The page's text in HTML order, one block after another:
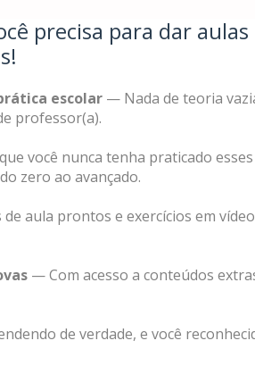
precisa para dar aulas
escolar — Nada de teoria
professor(a).
você nunca tenha praticado esses
zero ao avançado.
aula prontos e exercícios em
— Com acesso a conteúdos
de verdade, e você